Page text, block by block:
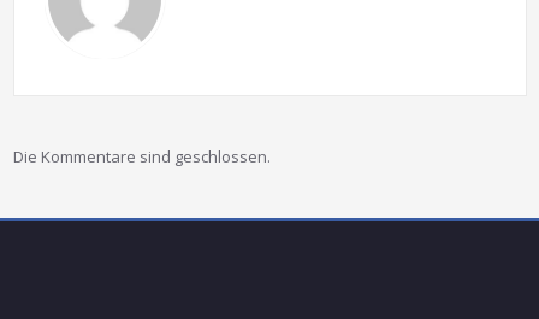
Die Kommentare sind geschlossen.